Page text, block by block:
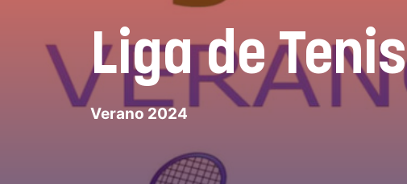
Liga de Tenis
Verano 2024